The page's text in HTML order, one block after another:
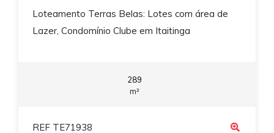
Loteamento Terras Belas: Lotes com área de
Lazer, Condomínio Clube em Itaitinga
289
m²
REF TE71938